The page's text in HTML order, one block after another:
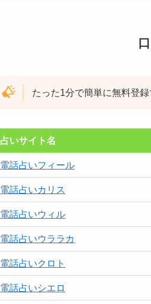
たった1分で簡単に無料登
占いサイト名
電話占いフィール
電話占いカリス
電話占いウィル
電話占いウララカ
電話占いクロト
電話占いシエロ